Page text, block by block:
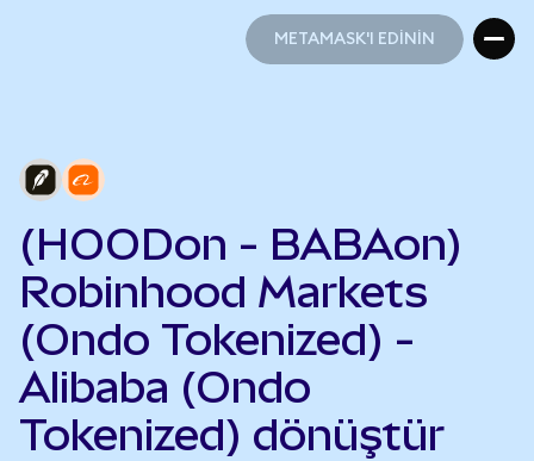
METAMASK'I EDİNİN
(HOODon - BABAon)
Robinhood Markets
(Ondo Tokenized) -
Alibaba (Ondo
Tokenized) dönüştür